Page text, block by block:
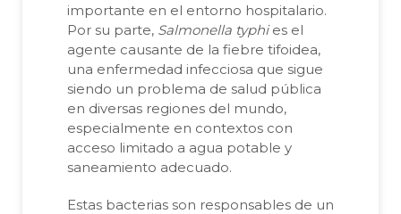
importante en el entorno hospitalario.
Por su parte, Salmonella typhies el
agente causante de la fiebre tifoidea,
una enfermedad infecciosa que sigue
siendo un problema de salud pública
en diversas regiones del mundo,
especialmente en contextos con
acceso limitado a agua potable y
saneamiento adecuado.
Estas bacterias son responsables de un